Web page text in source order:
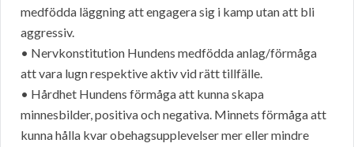
medfödda läggning att engagera sig i kamp utan att bli
aggressiv.
• Nervkonstitution Hundens medfödda anlag/förmåga
att vara lugn respektive aktiv vid rätt tillfälle.
• Hårdhet Hundens förmåga att kunna skapa
minnesbilder, positiva och negativa. Minnets förmåga att
kunna hålla kvar obehagsupplevelser mer eller mindre